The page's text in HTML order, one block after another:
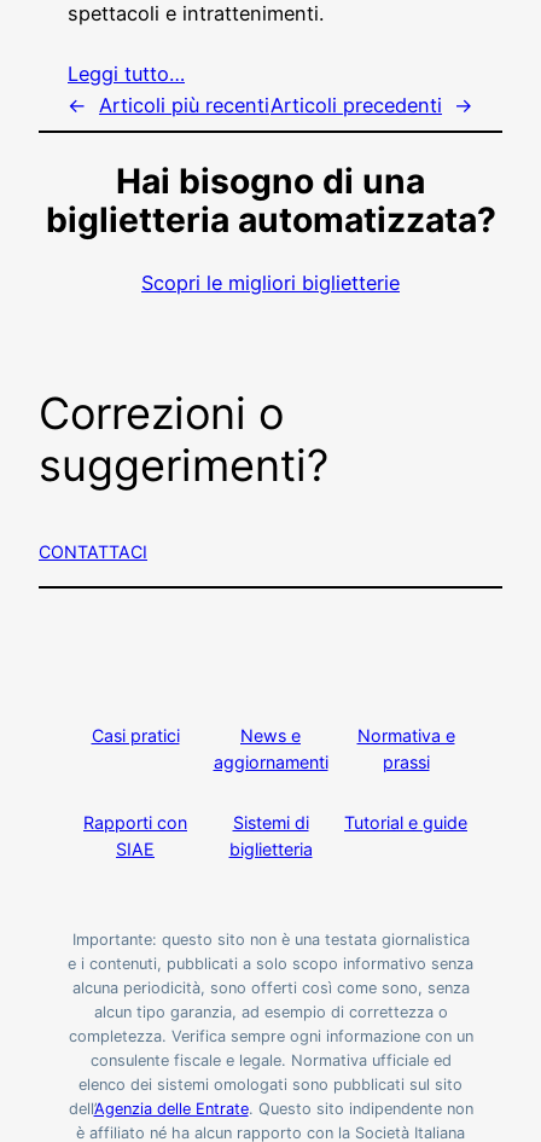
spettacoli e intrattenimenti.
Leggi tutto…
← Articoli più recentiArticoli precedenti →
Hai bisogno di una
biglietteria automatizzata?
Scopri le migliori biglietterie
Correzioni o
suggerimenti?
CONTATTACI
Casi pratici
News e
aggiornamenti
Normativa e
prassi
Rapporti con
SIAE
Sistemi di
biglietteria
Tutorial e guide
Importante: questo sito non è una testata giornalistica
e i contenuti, pubblicati a solo scopo informativo senza
alcuna periodicità, sono offerti così come sono, senza
alcun tipo garanzia, ad esempio di correttezza o
completezza. Verifica sempre ogni informazione con un
consulente fiscale e legale. Normativa ufficiale ed
elenco dei sistemi omologati sono pubblicati sul sito
dell’Agenzia delle Entrate. Questo sito indipendente non
è affiliato né ha alcun rapporto con la Società Italiana